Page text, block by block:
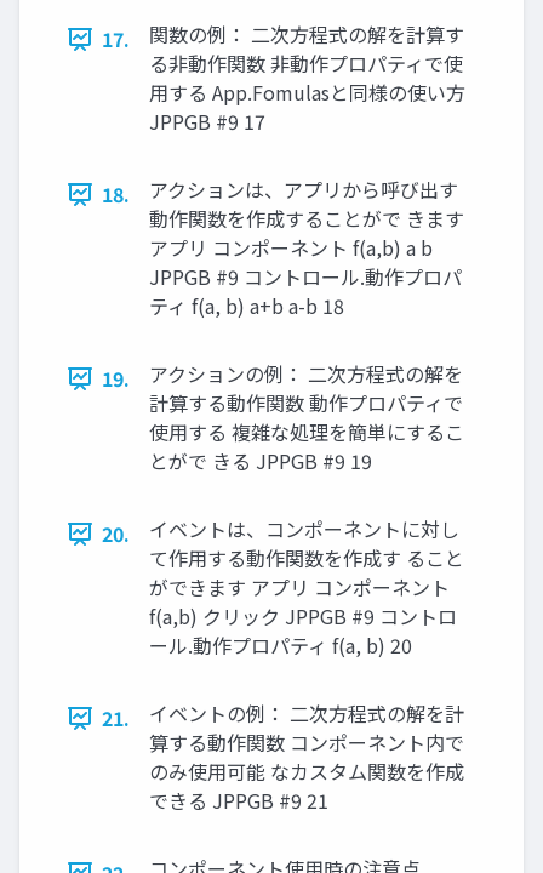
17.
関数の例： 二次方程式の解を計算す
る非動作関数 非動作プロパティで使
用する App.Fomulasと同様の使い方
JPPGB #9 17
18.
アクションは、アプリから呼び出す
動作関数を作成することがで きます
アプリ コンポーネント f(a,b) a b
JPPGB #9 コントロール.動作プロパ
ティ f(a, b) a+b a-b 18
19.
アクションの例： 二次方程式の解を
計算する動作関数 動作プロパティで
使用する 複雑な処理を簡単にするこ
とがで きる JPPGB #9 19
20.
イベントは、コンポーネントに対し
て作用する動作関数を作成す ること
ができます アプリ コンポーネント
f(a,b) クリック JPPGB #9 コントロ
ール.動作プロパティ f(a, b) 20
21.
イベントの例： 二次方程式の解を計
算する動作関数 コンポーネント内で
のみ使用可能 なカスタム関数を作成
できる JPPGB #9 21